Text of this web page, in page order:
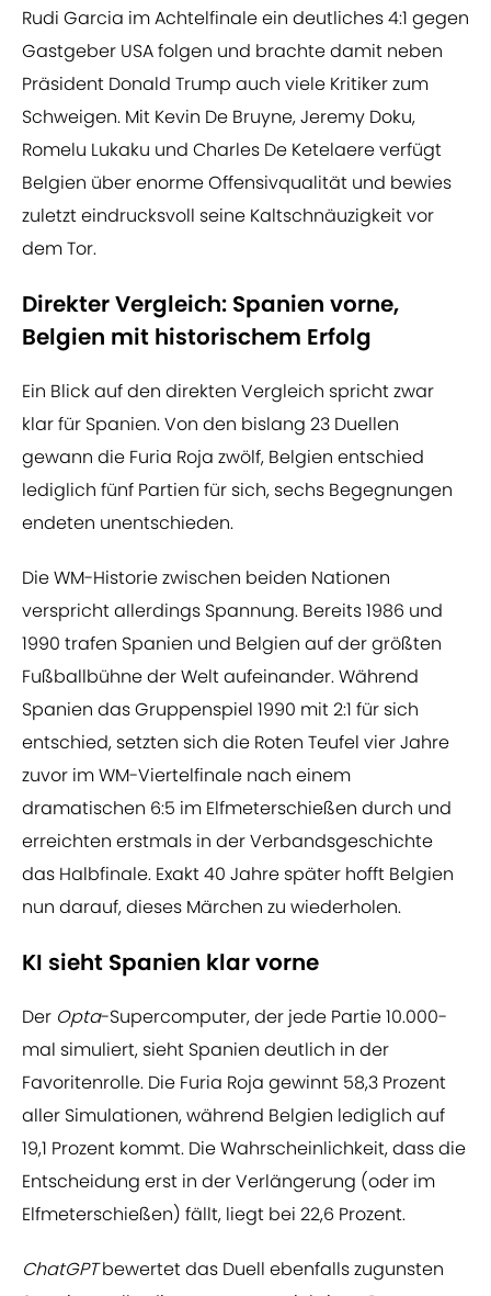
Rudi Garcia im Achtelfinale ein deutliches 4:1 gegen
Gastgeber USA folgen und brachte damit neben
Präsident Donald Trump auch viele Kritiker zum
Schweigen. Mit Kevin De Bruyne, Jeremy Doku,
Romelu Lukaku und Charles De Ketelaere verfügt
Belgien über enorme Offensivqualität und bewies
zuletzt eindrucksvoll seine Kaltschnäuzigkeit vor
dem Tor.
Direkter Vergleich: Spanien vorne,
Belgien mit historischem Erfolg
Ein Blick auf den direkten Vergleich spricht zwar
klar für Spanien. Von den bislang 23 Duellen
gewann die Furia Roja zwölf, Belgien entschied
lediglich fünf Partien für sich, sechs Begegnungen
endeten unentschieden.
Die WM-Historie zwischen beiden Nationen
verspricht allerdings Spannung. Bereits 1986 und
1990 trafen Spanien und Belgien auf der größten
Fußballbühne der Welt aufeinander. Während
Spanien das Gruppenspiel 1990 mit 2:1 für sich
entschied, setzten sich die Roten Teufel vier Jahre
zuvor im WM-Viertelfinale nach einem
dramatischen 6:5 im Elfmeterschießen durch und
erreichten erstmals in der Verbandsgeschichte
das Halbfinale. Exakt 40 Jahre später hofft Belgien
nun darauf, dieses Märchen zu wiederholen.
KI sieht Spanien klar vorne
Der Opta-Supercomputer, der jede Partie 10.000-
mal simuliert, sieht Spanien deutlich in der
Favoritenrolle. Die Furia Roja gewinnt 58,3 Prozent
aller Simulationen, während Belgien lediglich auf
19,1 Prozent kommt. Die Wahrscheinlichkeit, dass die
Entscheidung erst in der Verlängerung (oder im
Elfmeterschießen) fällt, liegt bei 22,6 Prozent.
ChatGPTbewertet das Duell ebenfalls zugunsten